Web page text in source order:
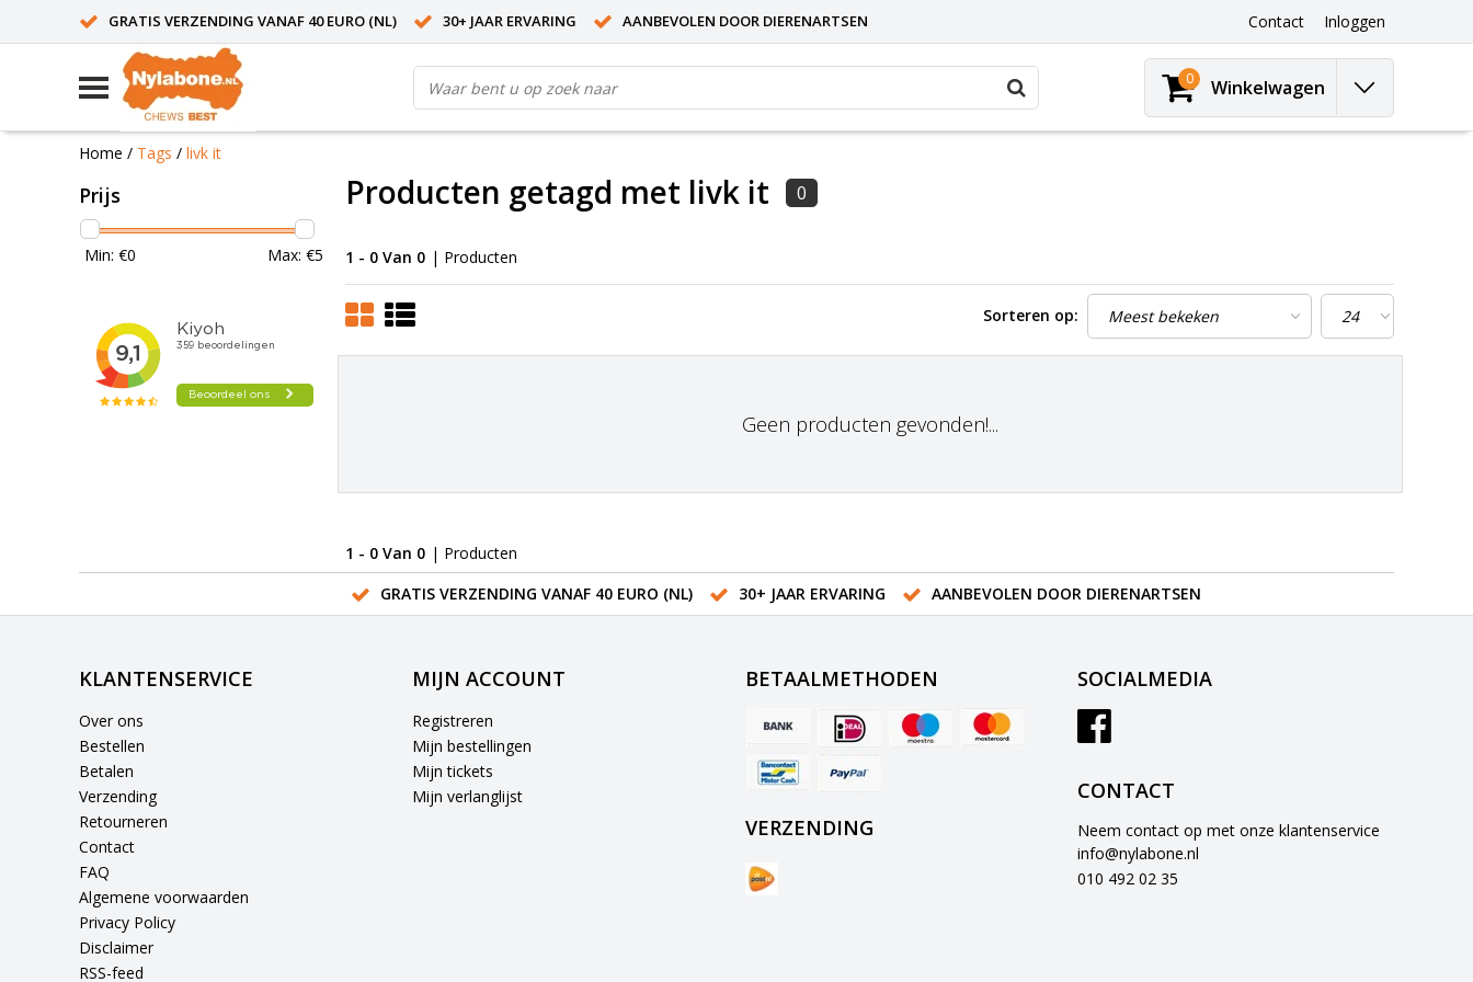
GRATIS VERZENDING VANAF 40 EURO (NL) 30+ JAAR ERVARING AANBEVOLEN DOOR DIERENARTSEN Contact Inloggen
0 Winkelwagen
Home / Tags / livk it
Prijs
Min: €0 Max: €5
Producten getagd met livk it 0
1 - 0 Van 0 | Producten
Sorteren op:
Geen producten gevonden!...
1 - 0 Van 0 | Producten
GRATIS VERZENDING VANAF 40 EURO (NL)
30+ JAAR ERVARING AANBEVOLEN DOOR DIERENARTSEN
KLANTENSERVICE
Over ons
Bestellen
Betalen
Verzending
Retourneren
Contact
FAQ
Algemene voorwaarden
Privacy Policy
Disclaimer
RSS-feed
MIJN ACCOUNT
Registreren
Mijn bestellingen
Mijn tickets
Mijn verlanglijst
BETAALMETHODEN
VERZENDING
SOCIALMEDIA
CONTACT
Neem contact op met onze klantenservice
info@nylabone.nl
010 492 02 35